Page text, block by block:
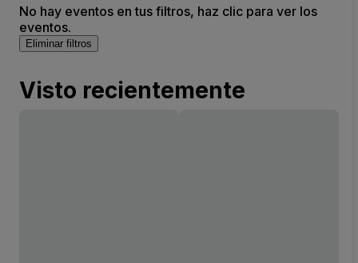
No hay eventos en tus filtros, haz clic para ver los
eventos.
Eliminar filtros
Visto recientemente